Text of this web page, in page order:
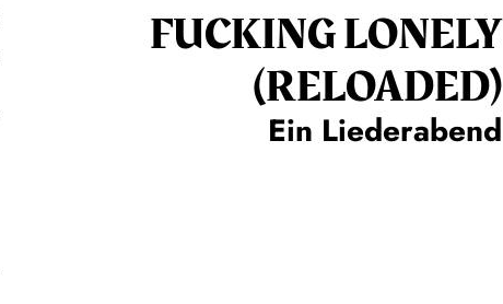
FUCKING LONELY
(RELOADED)
Ein Liederabend